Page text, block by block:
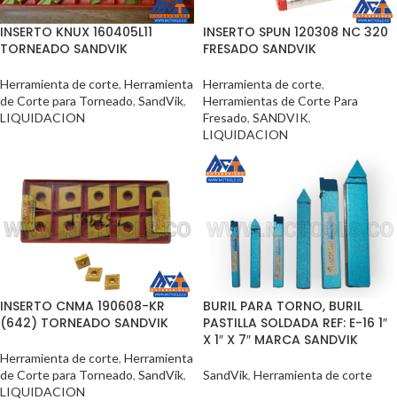
INSERTO KNUX 160405L11
TORNEADO SANDVIK
Herramienta de corte, Herramienta
de Corte para Torneado, SandVik,
LIQUIDACION
INSERTO SPUN 120308 NC 320
FRESADO SANDVIK
Herramienta de corte,
Herramientas de Corte Para
Fresado, SANDVIK,
LIQUIDACION
INSERTO CNMA 190608-KR
(642) TORNEADO SANDVIK
Herramienta de corte, Herramienta
de Corte para Torneado, SandVik,
LIQUIDACION
BURIL PARA TORNO, BURIL
PASTILLA SOLDADA REF: E-16 1″
X 1″ X 7″ MARCA SANDVIK
SandVik, Herramienta de corte